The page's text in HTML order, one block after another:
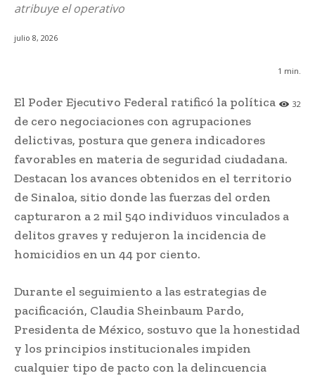
atribuye el operativo
julio 8, 2026
1 min.
32
El Poder Ejecutivo Federal ratificó la política
de cero negociaciones con agrupaciones
delictivas, postura que genera indicadores
favorables en materia de seguridad ciudadana.
Destacan los avances obtenidos en el territorio
de Sinaloa, sitio donde las fuerzas del orden
capturaron a 2 mil 540 individuos vinculados a
delitos graves y redujeron la incidencia de
homicidios en un 44 por ciento.
Durante el seguimiento a las estrategias de
pacificación, Claudia Sheinbaum Pardo,
Presidenta de México, sostuvo que la honestidad
y los principios institucionales impiden
cualquier tipo de pacto con la delincuencia